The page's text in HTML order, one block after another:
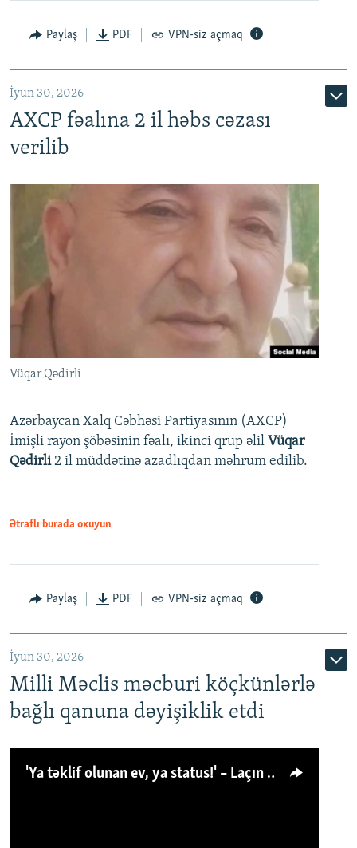
Paylaş PDF VPN-siz açmaq
İyun 30, 2026
AXCP fəalına 2 il həbs cəzası
verilib
Vüqar Qədirli
Azərbaycan Xalq Cəbhəsi Partiyasının (AXCP)
İmişli rayon şöbəsinin fəalı, ikinci qrup əlil Vüqar
Qədirli2 il müddətinə azadlıqdan məhrum edilib.
Ətraflı burada oxuyun
Paylaş PDF VPN-siz açmaq
İyun 30, 2026
Milli Məclis məcburi köçkünlərlə
bağlı qanuna dəyişiklik etdi
'Ya təklif olunan ev, ya status!' – Laçın köçkünü: 'Laçından başqa heç hara!'